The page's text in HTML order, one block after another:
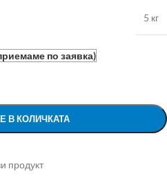
5 кг
по заявка)
В КОЛИЧКАТА
продукт